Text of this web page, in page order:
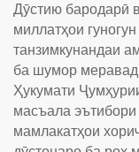
Дӯстию бародарӣ
миллатҳои
танзимкунандаи
ба шумор
Ҳукумати
масъала
мамлакатҳои